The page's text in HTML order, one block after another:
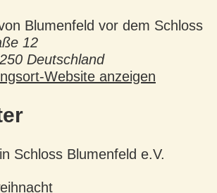
Blumenfeld vor dem Schloss
12
Deutschland
Website anzeigen
Schloss Blumenfeld e.V.